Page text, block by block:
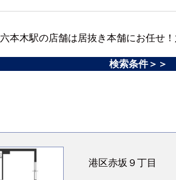
本木駅の店舗は居抜き本舗にお任せ
検索条件＞＞
港区赤坂９丁目